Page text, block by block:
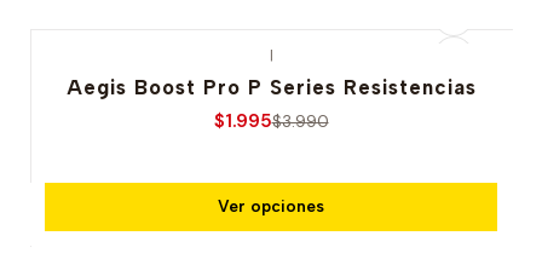
|
Aegis Boost Pro P Series Resistencias
$1.995$3.990
Ver opciones